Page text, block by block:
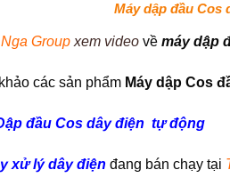
Máy dập đầu Cos
Group xem video về máy dập
các sản phẩm Máy dập Cos
đầu Cos dây điện tự động
xử lý dây điện đang bán chạy tại